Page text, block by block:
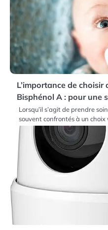
L’importance de
Bisphénol A : pour une
Lorsqu’il s’agit de prendre
souvent confrontés à un